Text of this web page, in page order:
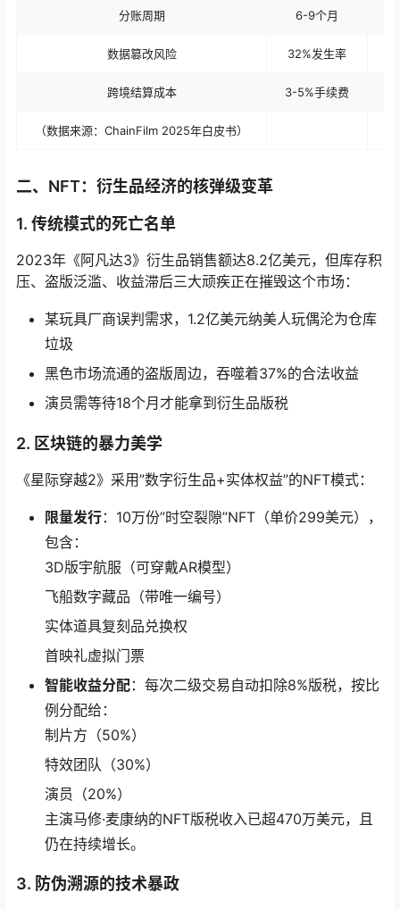
分账周期 6-9个月
数据篡改风险 32%发生率
跨境结算成本 3-5%手续费
（数据来源：ChainFilm 2025年白皮书）
二、NFT：衍生品经济的核弹级变革
1. 传统模式的死亡名单
2023年《阿凡达3》衍生品销售额达8.2亿美元，但库存积
压、盗版泛滥、收益滞后三大顽疾正在摧毁这个市场：
某玩具厂商误判需求，1.2亿美元纳美人玩偶沦为仓库
垃圾
黑色市场流通的盗版周边，吞噬着37%的合法收益
演员需等待18个月才能拿到衍生品版税
2. 区块链的暴力美学
《星际穿越2》采用”数字衍生品+实体权益”的NFT模式：
限量发行：10万份”时空裂隙”NFT（单价299美元），
包含：
3D版宇航服（可穿戴AR模型）
飞船数字藏品（带唯一编号）
实体道具复刻品兑换权
首映礼虚拟门票
智能收益分配：每次二级交易自动扣除8%版税，按比
例分配给：
制片方（50%）
特效团队（30%）
演员（20%）
主演马修·麦康纳的NFT版税收入已超470万美元，且
仍在持续增长。
3. 防伪溯源的技术暴政